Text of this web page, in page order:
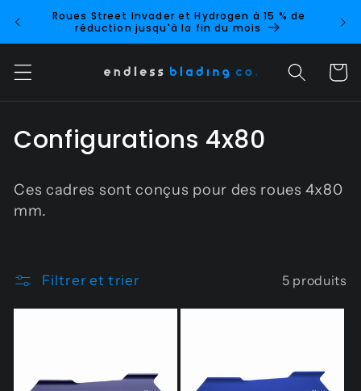
passerRoues Street Invader et Hydrogen à 15 % de
réduction jusqu'à la fin du mois
Panier
C
l
e
c
Configurations 4x80
Ces cadres sont conçus pour des roues 4x80
mm.
Filtrer et trier 5 produits